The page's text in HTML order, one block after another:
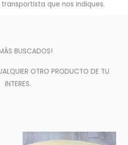
que nos indiques.
BUSCADOS!
OTRO PRODUCTO DE TU
INTERES.